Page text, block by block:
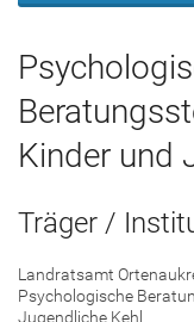
Kinder und
Träger /
Landratsamt
Psychologische
Jugendliche Kehl